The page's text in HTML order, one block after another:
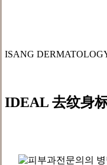
ISANG
IDEAL 去纹身